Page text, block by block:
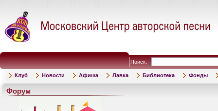
Поиск:
Клуб Новости Афиша Лавка Библиотека Фонды
Форум